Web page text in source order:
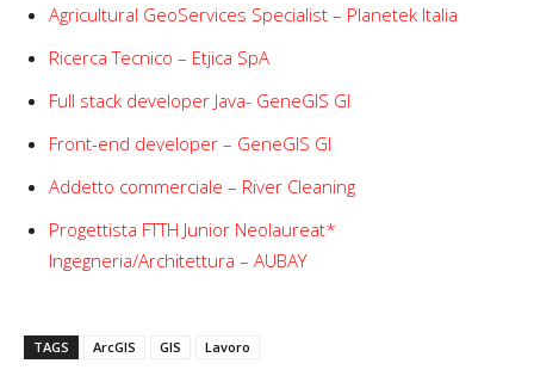
Agricultural GeoServices Specialist – Planetek Italia
Ricerca Tecnico – Etjica SpA
Full stack developer Java- GeneGIS GI
Front-end developer – GeneGIS GI
Addetto commerciale – River Cleaning
Progettista FTTH Junior Neolaureat*
Ingegneria/Architettura – AUBAY
TAGS ArcGIS GIS Lavoro